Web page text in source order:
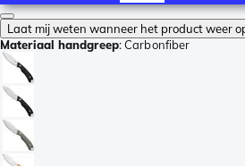
Laat mij weten wanneer het product weer
Materiaal handgreep:Carbonfiber